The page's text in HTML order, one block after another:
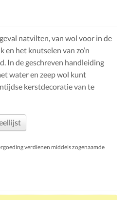
natvilten, van wol voor in de
het knutselen van zo’n
In de geschreven handleiding
water en zeep wol kunt
kerstdecoratie van te
verdienen middels zogenaamde